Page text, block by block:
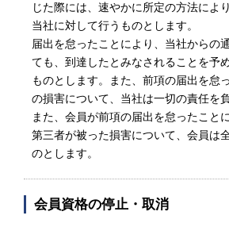
じた際には、速やかに所定の方法によ
当社に対して行うものとします。
届出を怠ったことにより、当社からの
ても、到達したとみなされることを予
ものとします。また、前項の届出を怠
の損害について、当社は一切の責任を
また、会員が前項の届出を怠ったこと
第三者が被った損害について、会員は
のとします。
会員資格の停止・取消